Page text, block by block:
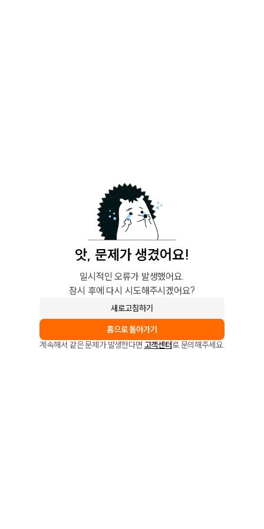
앗, 문제가 생겼어요!
일시적인 오류가 발생했어요.
잠시 후에 다시 시도해주시겠어요?
새로고침하기
홈으로 돌아가기
계속해서 같은 문제가 발생한다면 고객센터로 문의해주세요.